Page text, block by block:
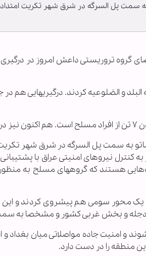
سمت پل السرگه در شرق شهر تکریت
گروه تروریستی داعش امروز در
و الضلوعیه کردند. درگیریهایی هم
به سمت پل السرگه در شرق شهر
نیروهای امنیتی عراق با
هستند که گروههای مسلح به
یک محور سومی هم پیشروی کردند و
و بخش غربی کشور و مشخصا به سمت
و امنیت جاده مواصلاتی میان بغداد و
منطقه را در دست دارد.